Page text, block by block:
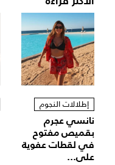
إطلالات النجوم
نانسي عجرم
بقميص مفتوح
في لقطات عفوية
على...